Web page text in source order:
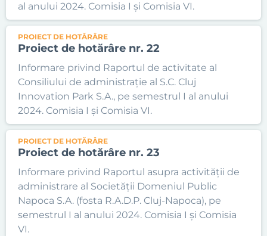
al anului 2024. Comisia I și Comisia VI.
PROIECT DE HOTĂRÂRE
Proiect de hotărâre nr. 22
Informare privind Raportul de activitate al
Consiliului de administrație al S.C. Cluj
Innovation Park S.A., pe semestrul I al anului
2024. Comisia I și Comisia VI.
PROIECT DE HOTĂRÂRE
Proiect de hotărâre nr. 23
Informare privind Raportul asupra activității de
administrare al Societății Domeniul Public
Napoca S.A. (fosta R.A.D.P. Cluj-Napoca), pe
semestrul I al anului 2024. Comisia I și Comisia
VI.